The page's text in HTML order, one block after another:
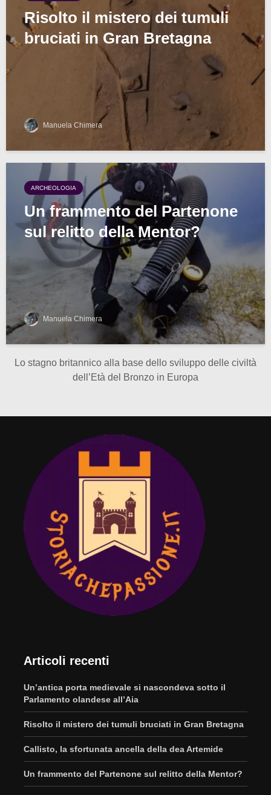
Risolto il mistero dei tumuli
bruciati in Gran Bretagna
Manuela Chimera
ARCHEOLOGIA
Un frammento del Partenone
sul relitto della Mentor?
Manuela Chimera
Lo stagno britannico alla base dello sviluppo delle civiltà
dell’Età del Bronzo in Europa
Articoli recenti
Un’antica porta medievale si nascondeva sotto il
Parlamento olandese all’Aia
Risolto il mistero dei tumuli bruciati in Gran Bretagna
Callisto, la sfortunata ancella della dea Artemide
Un frammento del Partenone sul relitto della Mentor?